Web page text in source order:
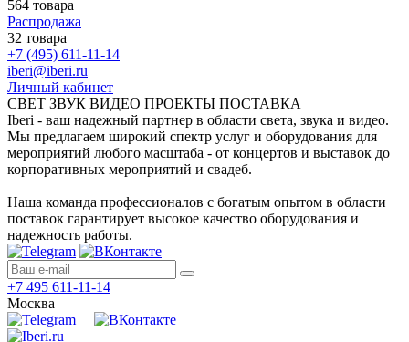
564 товара
Распродажа
32 товара
+7 (495) 611-11-14
iberi@iberi.ru
Личный кабинет
СВЕТ ЗВУК ВИДЕО ПРОЕКТЫ ПОСТАВКА
Iberi - ваш надежный партнер в области света, звука и видео.
Мы предлагаем широкий спектр услуг и оборудования для
мероприятий любого масштаба - от концертов и выставок до
корпоративных мероприятий и свадеб.
Наша команда профессионалов с богатым опытом в области
поставок гарантирует высокое качество оборудования и
надежность работы.
+7 495 611-11-14
Москва